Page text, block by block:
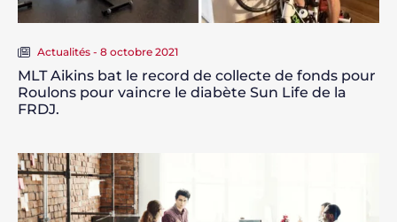
Actualités - 8 octobre 2021
MLT Aikins bat le record de collecte de fonds pour
Roulons pour vaincre le diabète Sun Life de la
FRDJ.